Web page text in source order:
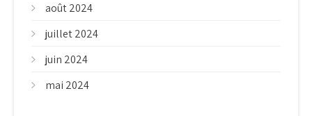
août 2024
juillet 2024
juin 2024
mai 2024